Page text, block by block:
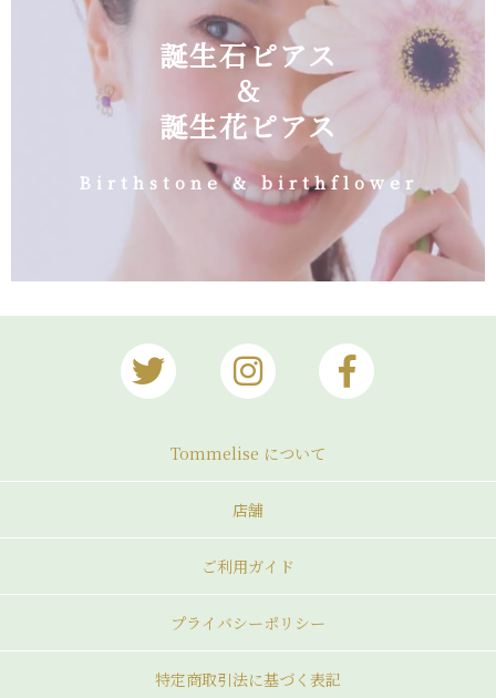
誕生石ピアス
＆
誕生花ピアス
Birthstone & birthflower
Tommelise について
店舗
ご利用ガイド
プライバシーポリシー
特定商取引法に基づく表記